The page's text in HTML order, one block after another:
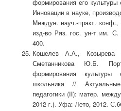
формирования его
Инновации в науке,
Междун. науч.-практ. конф.,
изд-во Ряз. гос. ун-т им.
400.
Кошелев А.А.,
Сметанникова Ю.Б.
формирования культуры
школьника //
педагогики (II): матер.
2012 г.). Уфа: Лето, 2012.